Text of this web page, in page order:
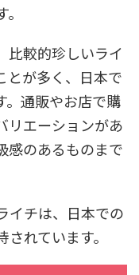
比較的珍しいライ
とが多く、日本で
。通販やお店で購
リエーションがあ
感のあるものまで
イチは、日本での
れています。